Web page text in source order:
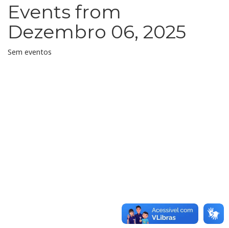
Events from
Dezembro 06, 2025
Sem eventos